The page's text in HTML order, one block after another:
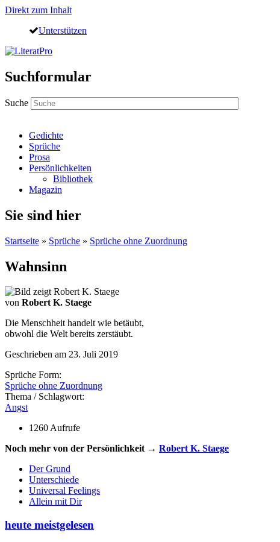
Direkt zum Inhalt
Unterstützen
Suchformular
Suche
Gedichte
Sprüche
Prosa
Persönlichkeiten
Bibliothek
Magazin
Sie sind hier
Startseite » Sprüche » Sprüche ohne Zuordnung
Wahnsinn
von Robert K. Staege
Die Menschheit handelt wie betäubt,
obwohl die Welt bereits zerstäubt.
Geschrieben am 23. Juli 2019
Sprüche Form:
Sprüche ohne Zuordnung
Thema / Schlagwort:
Angst
1260 Aufrufe
Noch mehr von der Persönlichkeit → Robert K. Staege
Der Grund
Unterschiede
Universal Feelings
Allein mit Dir
heute meistgelesen